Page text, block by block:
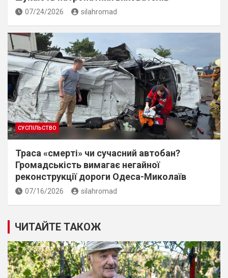
07/24/2026 silahromad
СУСПІЛЬСТВО
Траса «смерті» чи сучасний автобан?
Громадськість вимагає негайної
реконструкції дороги Одеса-Миколаїв
07/16/2026 silahromad
ЧИТАЙТЕ ТАКОЖ